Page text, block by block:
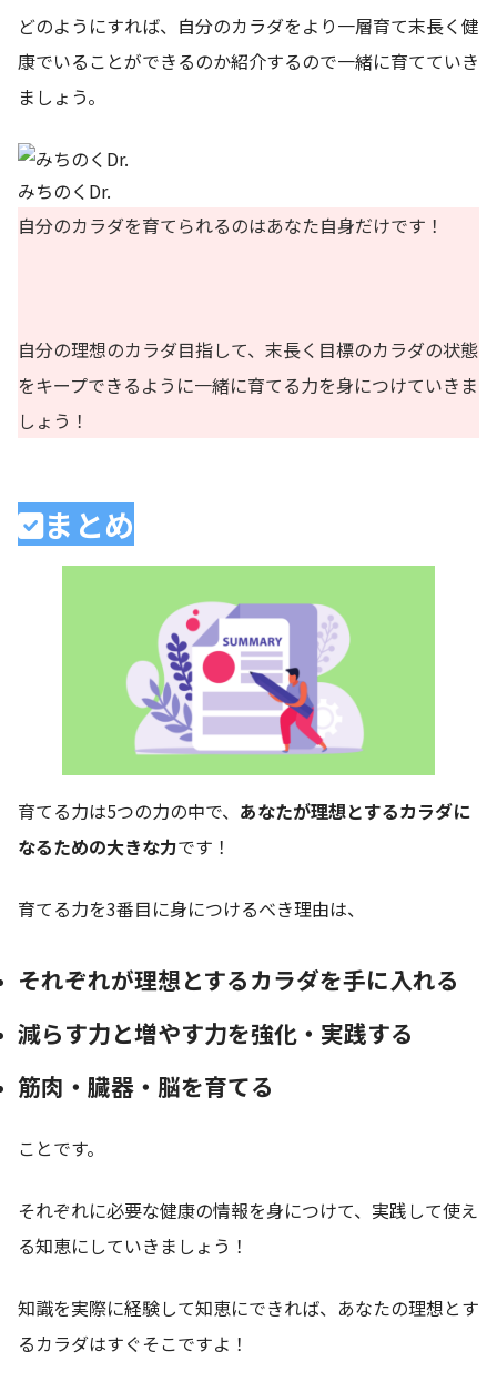
どのようにすれば、自分のカラダをより一層育て末長く健
康でいることができるのか紹介するので一緒に育てていき
ましょう。
みちのくDr.
自分のカラダを育てられるのはあなた自身だけです！
自分の理想のカラダ目指して、末長く目標のカラダの状態
をキープできるように一緒に育てる力を身につけていきま
しょう！
まとめ
育てる力は5つの力の中で、 あなたが理想とするカラダに
なるための大きな力です！
育てる力を3番目に身につけるべき理由は、
それぞれが理想とするカラダを手に入れる
減らす力と増やす力を強化・実践する
筋肉・臓器・脳を育てる
ことです。
それぞれに必要な健康の情報を身につけて、実践して使え
る知恵にしていきましょう！
知識を実際に経験して知恵にできれば、あなたの理想とす
るカラダはすぐそこですよ！